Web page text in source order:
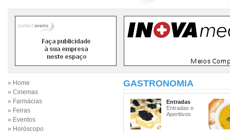
» Home
» Cinemas
» Farmácias
» Feiras
» Eventos
» Horóscopo
GASTRONOMIA
Entradas
Entradas e
Aperitivos